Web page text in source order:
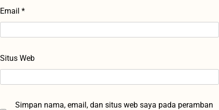
Email *
Situs Web
Simpan nama, email, dan situs web saya pada peramban